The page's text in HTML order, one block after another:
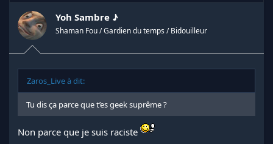
n
s
:
Yoh Sambre ♪
Shaman Fou / Gardien du temps / Bidouilleur
Zaros_Live à dit:
Tu dis ça parce que t’es geek suprême ?
Non parce que je suis raciste